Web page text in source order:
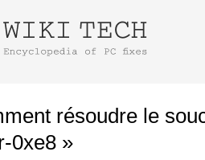
résoudre le
0xe8 »
télécharger avec